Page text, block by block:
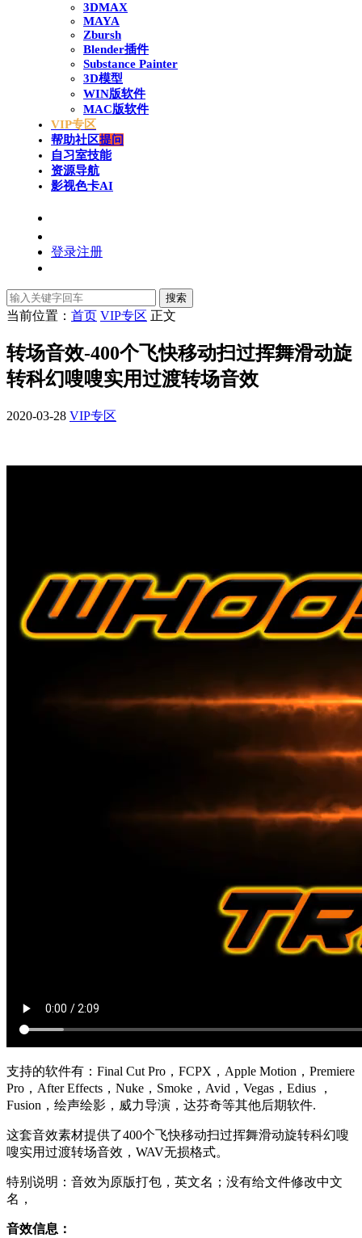
3DMAX
MAYA
Zbursh
Blender插件
Substance Painter
3D模型
WIN版软件
MAC版软件
VIP专区
帮助社区提问
自习室技能
资源导航
影视色卡AI
登录注册
搜索
当前位置： 首页 VIP专区 正文
转场音效-400个飞快移动扫过挥舞滑动旋
转科幻嗖嗖实用过渡转场音效
2020-03-28 VIP专区
支持的软件有：Final Cut Pro，FCPX，Apple Motion，Premiere
Pro，After Effects，Nuke，Smoke，Avid，Vegas，Edius ，
Fusion，绘声绘影，威力导演，达芬奇等其他后期软件.
这套音效素材提供了400个飞快移动扫过挥舞滑动旋转科幻嗖
嗖实用过渡转场音效，WAV无损格式。
特别说明：音效为原版打包，英文名；没有给文件修改中文
名，
音效信息：